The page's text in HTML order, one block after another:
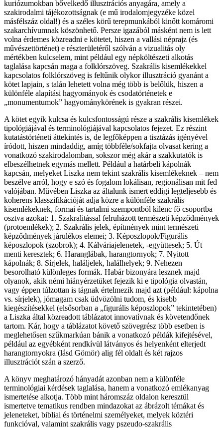
kuriózumokban bővelkedő illusztrációs anyagára, amely a
szakirodalmi tájékozottságnak (e mű irodalomjegyzéke közel
másfélszáz oldal!) és a széles körű terepmunkából kinőtt komáromi
szakarchívumnak köszönhető. Persze igazából másként nem is lett
volna érdemes közreadni e kötetet, hiszen a vallási néprajz (és
művészettörténet) e részterületéről szólván a vizualitás oly
mértékben kulcselem, mint például egy népköltészeti alkotás
taglalása kapcsán maga a folklórszöveg. Szakrális kisemlékekkel
kapcsolatos folklórszöveg is feltűnik olykor illusztráció gyanánt a
kötet lapjain, s talán lehetett volna még több is belőlük, hiszen a
különféle alapítási hagyományok és csodatörténetek e
„monumentumok” hagyománykörének is gyakran részei.
A kötet egyik kulcsa és kulcsfontosságú része a szakrális kisemlékek
tipológiájával és terminológiájával kapcsolatos fejezet. Ez részint
kutatástörténeti áttekintés is, de legfőképpen a tisztázás igényével
íródott, hiszen mindaddig, amíg többféle/sokfajta olvasat kering a
vonatkozó szakirodalomban, sokszor még akár a szakkutatók is
elbeszélhetnek egymás mellett. Például a határbeli kápolnák
kapcsán, melyeket Liszka nem tekint szakrális kisemlékeknek – nem
beszélve arról, hogy e szó és fogalom lokálisan, regionálisan mit fed
valójában. Művében Liszka az általunk ismert eddigi legteljesebb és
koherens klasszifikációját adja közre a különféle szakrális
kisemlékeknek, formai és tartalmi szempontból kilenc fő csoportba
osztva azokat: 1. Szakralitással felruházott természeti képződmények
(protoemlékek); 2. Szakrális jelek, építmények mint természeti
képződmények járulékos elemei; 3. Képoszlopok/Figurális
képoszlopok (szobrok); 4. Kálváriajelenetek, -együttesek; 5. Út
menti keresztek; 6. Haranglábak, harangtornyok; 7. Nyitott
kápolnák; 8. Sírjelek, haláljelek, halálhelyek; 9. Nehezen
besorolható különleges formák. Habár bizonyára lesznek majd
olyanok, akik némi hiányérzetüket fejezik ki e tipológia olvastán,
vagy éppen túlzottan is tágnak értelmezik majd azt (például: kápolna
vs. sírjelek), jómagam csak üdvözölni tudom, és kisebb
kiegészítésekkel (elsősorban a „figurális képoszlopok” tekintetében)
a Liszka által közreadott táblázatot innovatívnak és követendőnek
tartom. Kár, hogy a táblázatot követő szövegrész több esetben is
meglehetősen szűkmarkúan bánik a vonatkozó példák kifejtésével,
például az egyébként rendkívül látványos és helyenként elterjedt
harangtornyokra (lásd Gömör) alig fél oldalt és két rajzos
illusztrációt szán a szerző.
A könyv meghatározó hányadát azonban nem a különféle
terminológiai kérdések taglalása, hanem a vonatkozó emlékanyag
ismertetése alkotja. Több mint háromszáz oldalon keresztül
ismertetve tematikus rendben mindazokat az ábrázolt témákat és
jeleneteket, bibliai és történelmi személyeket, melyek köztéri
funkcióval, valamint szakrális vagy pszeudo-szakrális